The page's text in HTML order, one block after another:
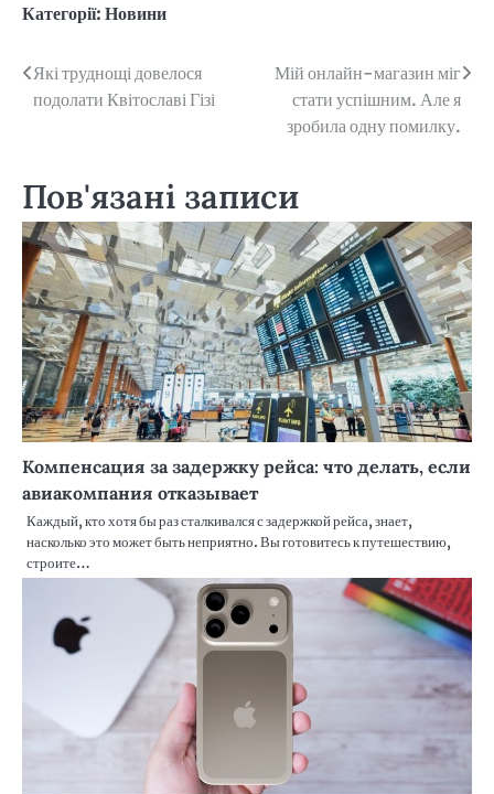
Категорії: Новини
Навігація
записів
Які труднощі довелося
подолати Квітославі Гізі
Мій онлайн-магазин міг
стати успішним. Але я
зробила одну помилку.
Пов'язані записи
Компенсация за задержку рейса: что делать, если
авиакомпания отказывает
Каждый, кто хотя бы раз сталкивался с задержкой рейса, знает,
насколько это может быть неприятно. Вы готовитесь к путешествию,
строите…